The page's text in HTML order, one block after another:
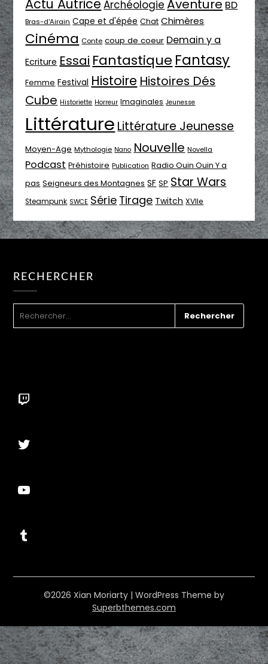
Actu Autrice Archéologie Aventure BD
Bras-d'Airain Cape et d'épée Chat Chimères
Cinéma Conte coup de coeur Demain y a
Ecriture Essai Fantastique Fantasy
Femme Festival Histoire Histoires Dés
Cube Historiette Horreur Imaginales Jeunesse
Littérature Littérature Jeunesse
Moyen-Age Mythologie Nano Nouvelle Novella
Podcast Préhistoire Publication Radio Ouin Ouin Y a
pas Seigneurs des Montagnes SF SP Star Wars
Steampunk SWCE Série Tirage Twitch XVIIe
RECHERCHER
Twitch
Twitter
YouTube
Tumblr
©2026 Xian Moriarty | WordPress Theme by
Superbthemes.com